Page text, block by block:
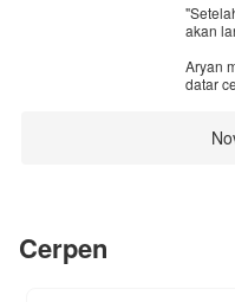
tremor.
lalu,
akan
Aryan
datar
"Baik,
Cerpen